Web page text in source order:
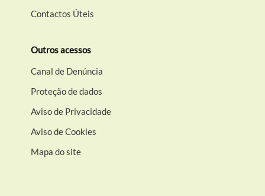
Contactos Úteis
Outros acessos
Canal de Denúncia
Proteção de dados
Aviso de Privacidade
Aviso de Cookies
Mapa do site